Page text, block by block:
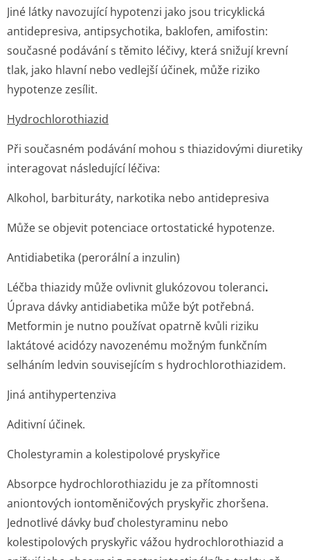
Jiné látky navozující hypotenzi jako jsou tricyklická
antidepresiva, antipsychotika, baklofen, amifostin:
současné podávání s těmito léčivy, která snižují krevní
tlak, jako hlavní nebo vedlejší účinek, může riziko
hypotenze zesílit.
Hydrochlorothi­azid
Při současném podávání mohou s thiazidovými diuretiky
interagovat následující léčiva:
Alkohol, barbituráty, narkotika nebo antidepresiva
Může se objevit potenciace ortostatické hypotenze.
Antidiabetika (perorální a inzulin)
Léčba thiazidy může ovlivnit glukózovou toleranci.
Úprava dávky antidiabetika může být potřebná.
Metformin je nutno používat opatrně kvůli riziku
laktátové acidózy navozenému možným funkčním
selháním ledvin souvisejícím s hydrochlorot­hiazidem.
Jiná antihypertenziva
Aditivní účinek.
Cholestyramin a kolestipolové pryskyřice
Absorpce hydrochlorothiazidu je za přítomnosti
aniontových iontoměničových pryskyřic zhoršena.
Jednotlivé dávky buď cholestyraminu nebo
kolestipolových pryskyřic vážou hydrochlorothiazid a